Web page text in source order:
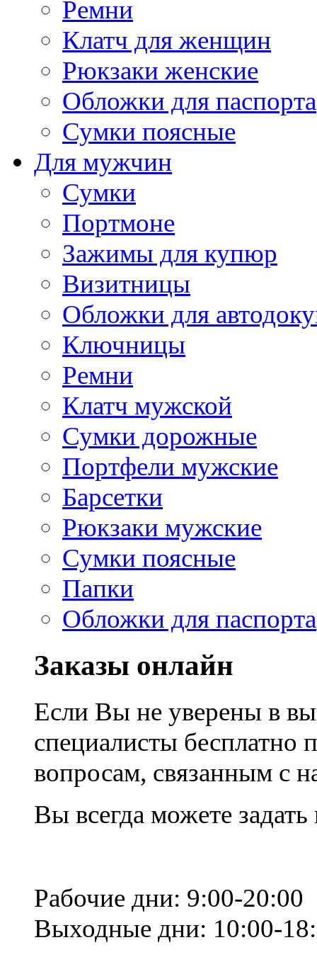
Ремни
Клатч для женщин
Рюкзаки женские
Обложки для паспорта
Сумки поясные
Для мужчин
Сумки
Портмоне
Зажимы для купюр
Визитницы
Обложки для
Ключницы
Ремни
Клатч мужской
Сумки дорожные
Портфели мужские
Барсетки
Рюкзаки мужские
Сумки поясные
Папки
Обложки для паспорта
Заказы онлайн
Если Вы не уверены в
специалисты
вопросам, связанным с
Вы всегда можете
Рабочие дни: 9:00-20:00
Выходные дни: 10:00-